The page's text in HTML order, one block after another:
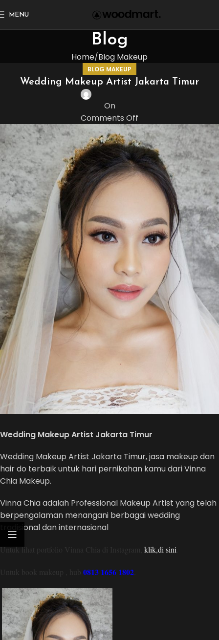
MENU
Blog
Home Blog Makeup
BLOG MAKEUP
Wedding Makeup Artist Jakarta Timur
On
Comments Off
Wedding Makeup Artist Jakarta Timur
Wedding Makeup Artist Jakarta Timur,jasa makeup dan
hair do terbaik untuk hari pernikahan kamu dari Vinna
Chia Makeup.
Vinna Chia adalah Professional Makeup Artist yang telah
berpengalaman menangani berbagai wedding
tradisional dan internasional
Untuk lihat portfolio Vinna Chia di Instagram, klik,di sini
Untuk book makeup , hub 0813 1656 1802